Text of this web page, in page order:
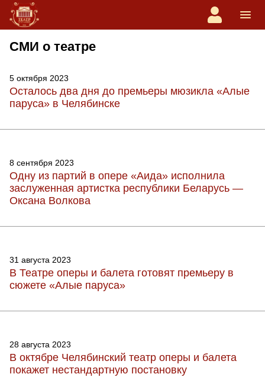
СМИ о театре
5 октября 2023
Осталось два дня до премьеры мюзикла «Алые
паруса» в Челябинске
8 сентября 2023
Одну из партий в опере «Аида» исполнила
заслуженная артистка республики Беларусь —
Оксана Волкова
31 августа 2023
В Театре оперы и балета готовят премьеру в
сюжете «Алые паруса»
28 августа 2023
В октябре Челябинский театр оперы и балета
покажет нестандартную постановку